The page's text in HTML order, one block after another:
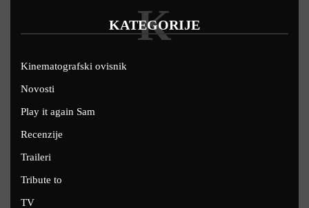
KATEGORIJE
K
Kinematografski ovisnik
Novosti
Play it again Sam
Recenzije
Traileri
Tribute to
TV